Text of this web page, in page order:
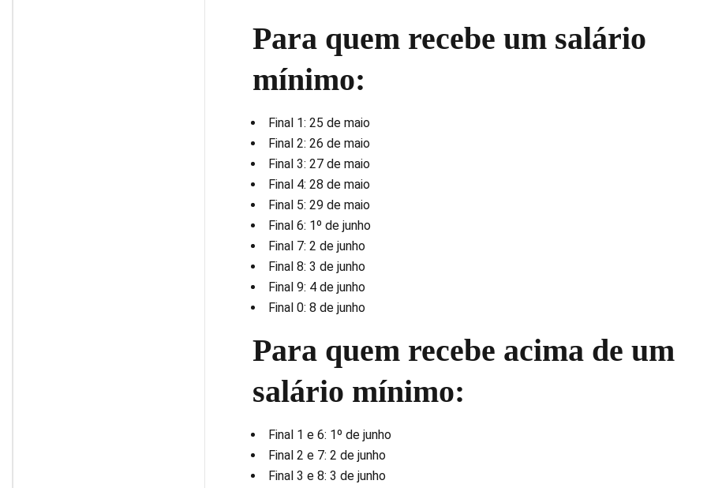
Para quem recebe um salário
mínimo:
Final 1: 25 de maio
Final 2: 26 de maio
Final 3: 27 de maio
Final 4: 28 de maio
Final 5: 29 de maio
Final 6: 1º de junho
Final 7: 2 de junho
Final 8: 3 de junho
Final 9: 4 de junho
Final 0: 8 de junho
Para quem recebe acima de um
salário mínimo:
Final 1 e 6: 1º de junho
Final 2 e 7: 2 de junho
Final 3 e 8: 3 de junho